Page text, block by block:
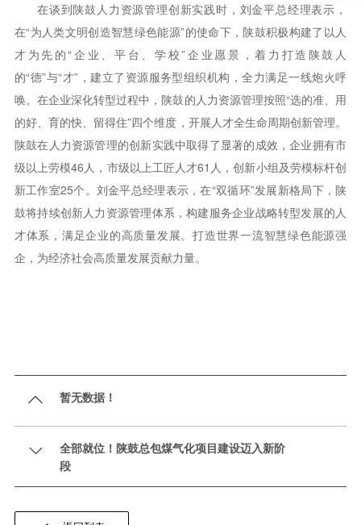
在谈到陕鼓人力资源管理创新实践时，刘金平总经理表示，
在“为人类文明创造智慧绿色能源”的使命下，陕鼓积极构建了以人
才为先的“企业、平台、学校”企业愿景，着力打造陕鼓人
的“德”与“才”，建立了资源服务型组织机构，全力满足一线炮火呼
唤。在企业深化转型过程中，陕鼓的人力资源管理按照“选的准、用
的好、育的快、留得住”四个维度，开展人才全生命周期创新管理。
陕鼓在人力资源管理的创新实践中取得了显著的成效，企业拥有市
级以上劳模46人，市级以上工匠人才61人，创新小组及劳模标杆创
新工作室25个。刘金平总经理表示，在“双循环”发展新格局下，陕
鼓将持续创新人力资源管理体系，构建服务企业战略转型发展的人
才体系，满足企业的高质量发展。打造世界一流智慧绿色能源强
企，为经济社会高质量发展贡献力量。
 暂无数据！

全部就位！陕鼓总包煤气化项目建设迈入新阶
段​